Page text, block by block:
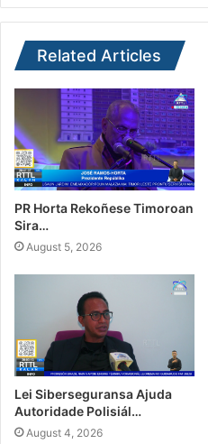
Related Articles
PR Horta Rekoñese Timoroan
Sira…
August 5, 2026
Lei Siberseguransa Ajuda
Autoridade Polisiál…
August 4, 2026